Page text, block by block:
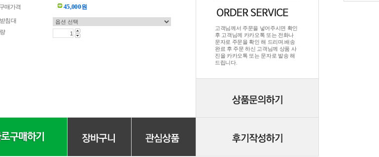
매가격 45,000원
침대
고객님께서 주문을 넣어주시면 확인
후 고객님께 카카오톡 또는 전화나
문자로 주문을 확인 해 드리며.배송
완료 후 주문 하신 고객님께 상품 사
진을 카카오톡 또는 문자로 발송 해
드립니다.